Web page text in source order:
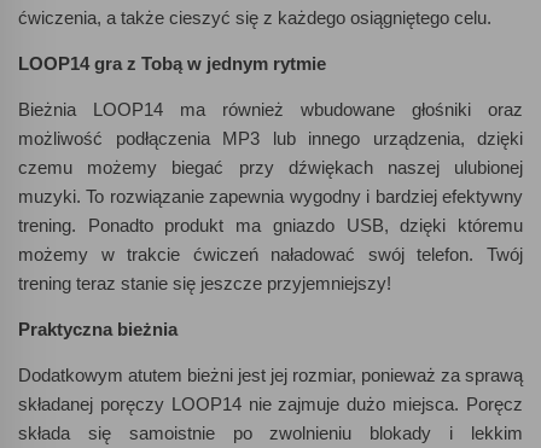
ćwiczenia, a także cieszyć się z każdego osiągniętego celu.
LOOP14 gra z Tobą w jednym rytmie
Bieżnia LOOP14 ma również wbudowane głośniki oraz
możliwość podłączenia MP3 lub innego urządzenia, dzięki
czemu możemy biegać przy dźwiękach naszej ulubionej
muzyki. To rozwiązanie zapewnia wygodny i bardziej efektywny
trening. Ponadto produkt ma gniazdo USB, dzięki któremu
możemy w trakcie ćwiczeń naładować swój telefon. Twój
trening teraz stanie się jeszcze przyjemniejszy!
Praktyczna bieżnia
Dodatkowym atutem bieżni jest jej rozmiar, ponieważ za sprawą
składanej poręczy LOOP14 nie zajmuje dużo miejsca. Poręcz
składa się samoistnie po zwolnieniu blokady i lekkim